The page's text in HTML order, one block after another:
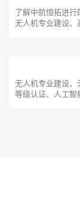
了解中航恒拓进行
无人机专业建设、
无人机专业建设、
等级认证、人工智